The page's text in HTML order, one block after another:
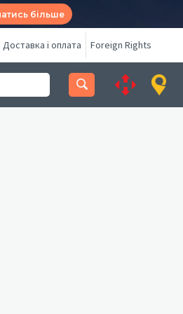
більше
Доставка і оплата Foreign Rights